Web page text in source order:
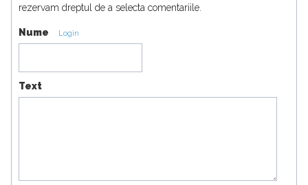
rezervam dreptul de a selecta comentariile.
Nume Login
Text